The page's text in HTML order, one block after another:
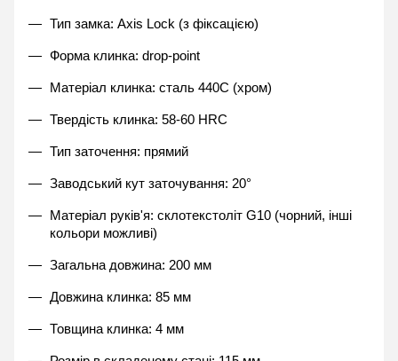
Тип замка: Axis Lock (з фіксацією)
Форма клинка: drop-point
Матеріал клинка: сталь 440C (хром)
Твердість клинка: 58-60 HRC
Тип заточення: прямий
Заводський кут заточування: 20°
Матеріал руків'я: склотекстоліт G10 (чорний, інші
кольори можливі)
Загальна довжина: 200 мм
Довжина клинка: 85 мм
Товщина клинка: 4 мм